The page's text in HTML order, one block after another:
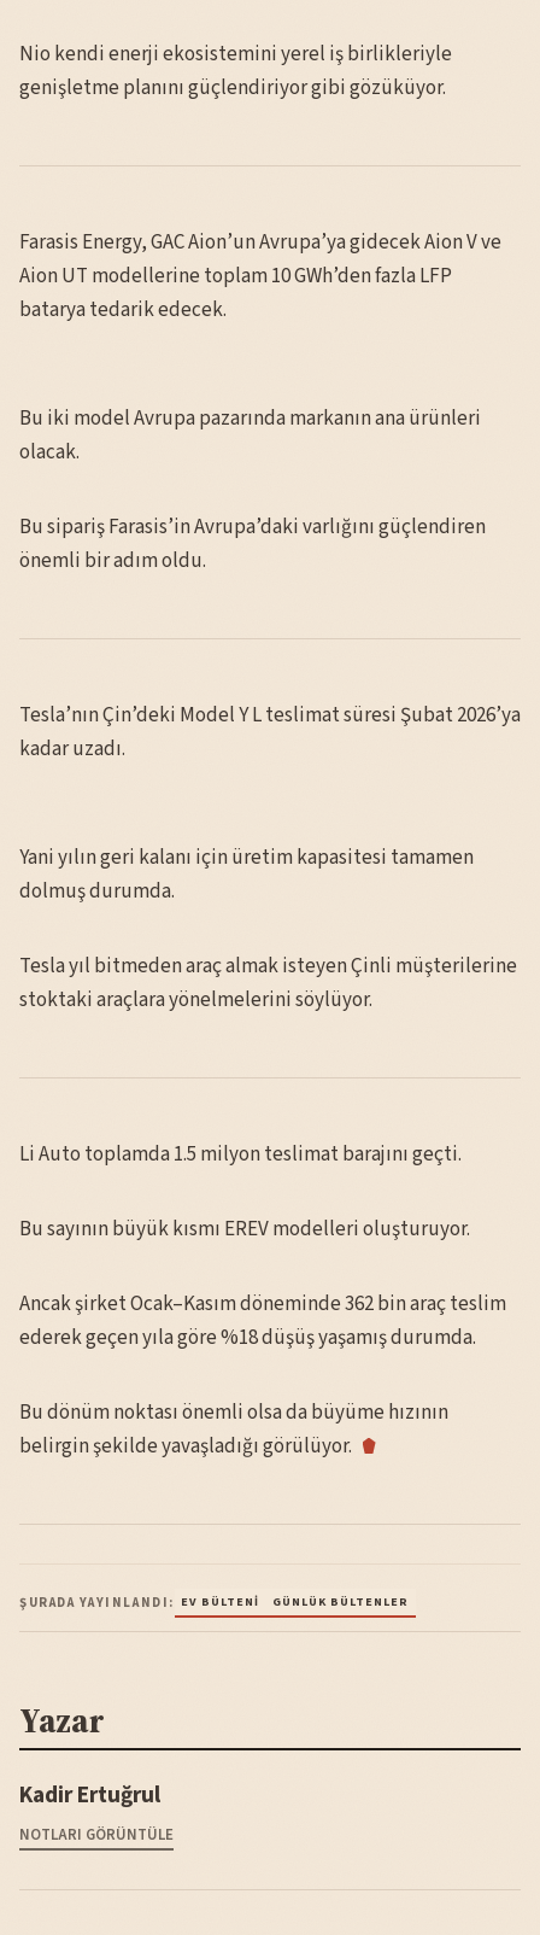
Nio kendi enerji ekosistemini yerel iş birlikleriyle
genişletme planını güçlendiriyor gibi gözüküyor.
Farasis Energy, GAC Aion’un Avrupa’ya gidecek Aion V ve
Aion UT modellerine toplam 10 GWh’den fazla LFP
batarya tedarik edecek.
Bu iki model Avrupa pazarında markanın ana ürünleri
olacak.
Bu sipariş Farasis’in Avrupa’daki varlığını güçlendiren
önemli bir adım oldu.
Tesla’nın Çin’deki Model Y L teslimat süresi Şubat 2026’ya
kadar uzadı.
Yani yılın geri kalanı için üretim kapasitesi tamamen
dolmuş durumda.
Tesla yıl bitmeden araç almak isteyen Çinli müşterilerine
stoktaki araçlara yönelmelerini söylüyor.
Li Auto toplamda 1.5 milyon teslimat barajını geçti.
Bu sayının büyük kısmı EREV modelleri oluşturuyor.
Ancak şirket Ocak–Kasım döneminde 362 bin araç teslim
ederek geçen yıla göre %18 düşüş yaşamış durumda.
Bu dönüm noktası önemli olsa da büyüme hızının
belirgin şekilde yavaşladığı görülüyor.
ŞURADA YAYINLANDI: EV BÜLTENI GÜNLÜK BÜLTENLER
Yazar
Kadir Ertuğrul
NOTLARI GÖRÜNTÜLE